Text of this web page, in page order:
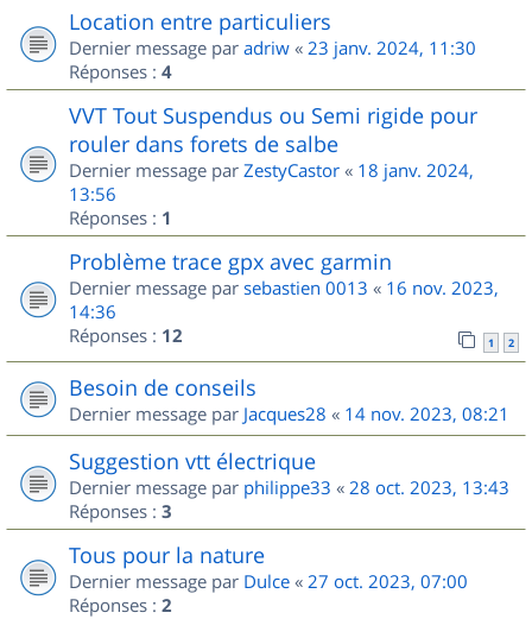
Location entre particuliers
Dernier message par adriw « 23 janv. 2024, 11:30
Réponses : 4
VVT Tout Suspendus ou Semi rigide pour
rouler dans forets de salbe
Dernier message par ZestyCastor « 18 janv. 2024,
13:56
Réponses : 1
Problème trace gpx avec garmin
Dernier message par sebastien 0013 « 16 nov. 2023,
14:36
Réponses : 12 1 2
Besoin de conseils
Dernier message par Jacques28 « 14 nov. 2023, 08:21
Suggestion vtt électrique
Dernier message par philippe33 « 28 oct. 2023, 13:43
Réponses : 3
Tous pour la nature
Dernier message par Dulce « 27 oct. 2023, 07:00
Réponses : 2